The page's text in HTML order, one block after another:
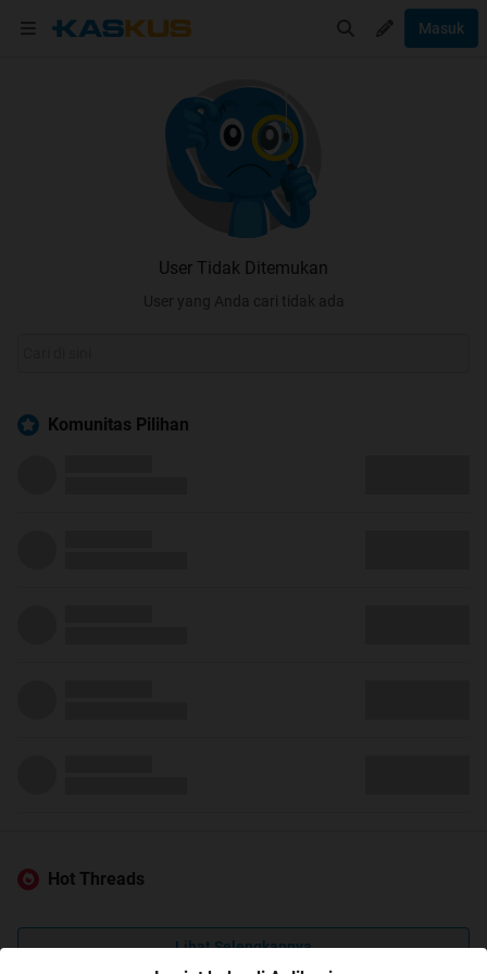
Masuk
User Tidak Ditemukan
User yang Anda cari tidak ada
Komunitas Pilihan
Hot Threads
Lihat Selengkapnya